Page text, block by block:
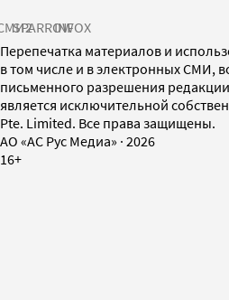
SPARROWINFOX
Перепечатка материалов и
в том числе и в электронных СМИ,
письменного разрешения
является исключительной
Pte. Limited. Все права защищены.
AO «АС Рус Медиа» · 2026
16+